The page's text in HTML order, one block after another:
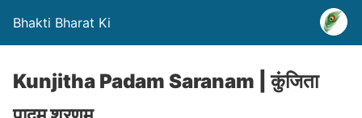
Bhakti Bharat Ki
Kunjitha Padam Saranam | कुंजिता